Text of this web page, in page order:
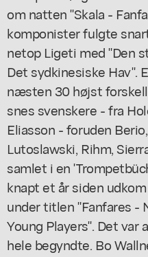
om natten "Skala -
komponister fulgte
netop Ligeti med "Den
Det sydkinesiske Hav".
næsten 30 højst
snes svenskere - fra
Eliasson - foruden
Lutoslawski, Rihm,
samlet i en
knapt et år siden
under titlen "Fanfares -
Young Players". Det var
hele begyndte. Bo